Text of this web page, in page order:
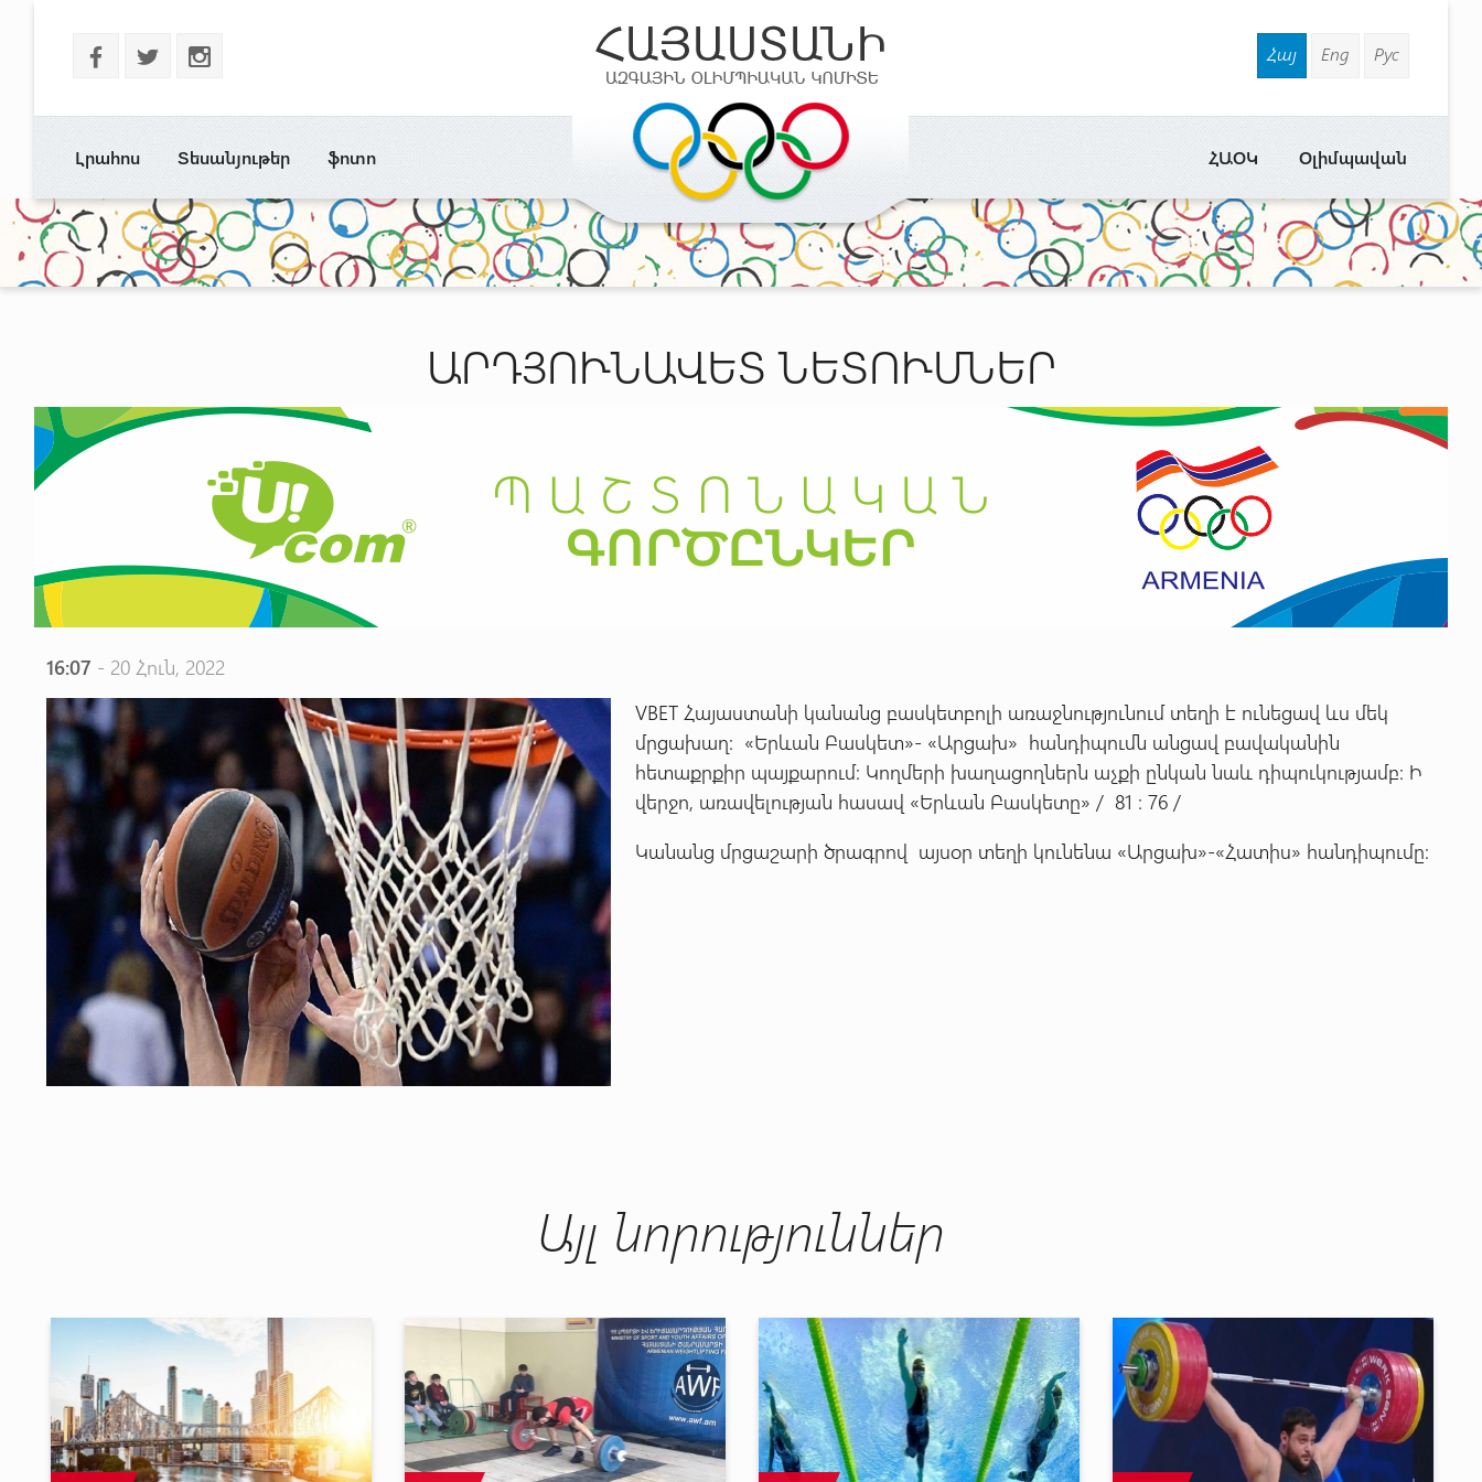
b a x Հայ Eng Рус
Լրահոս Տեսանյութեր ֆոտո Օլիմպավան
ՀԱՕԿ
ԱՐԴՅՈՒՆԱՎԵՏ ՆԵՏՈՒՄՆԵՐ
16:07 - 20 Հուն, 2022
VBET Հայաստանի կանանց բասկետբոլի առաջնությունում տեղի է ունեցավ ևս մեկ
մրցախաղ: «Երևան Բասկետ»- «Արցախ» հանդիպումն անցավ բավականին
հետաքրքիր պայքարում: Կողմերի խաղացողներն աչքի ընկան նաև դիպուկությամբ: Ի
վերջո, առավելության հասավ «Երևան Բասկետը» / 81 : 76 /
Կանանց մրցաշարի ծրագրով այսօր տեղի կունենա «Արցախ»-«Հատիս» հանդիպումը:
Այլ նորություններ